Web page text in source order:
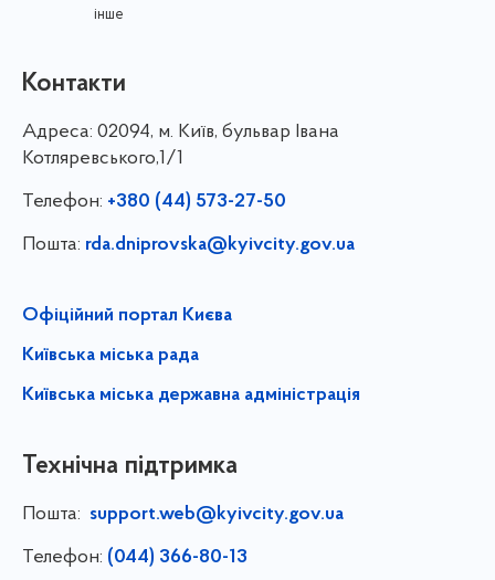
інше
Контакти
Адреса: 02094, м. Київ, бульвар Івана
Котляревського,1/1
Телефон: +380 (44) 573-27-50
Пошта: rda.dniprovska@kyivcity.gov.ua
Офіційний портал Києва
Київська міська рада
Київська міська державна адміністрація
Технічна підтримка
Пошта: support.web@kyivcity.gov.ua
Телефон: (044) 366-80-13